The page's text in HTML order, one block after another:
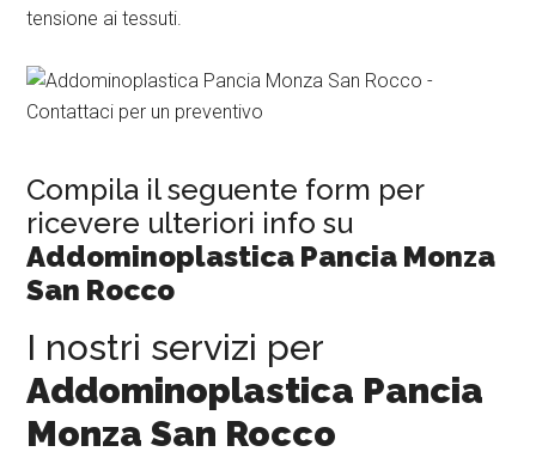
tensione ai tessuti.
Compila il seguente form per
ricevere ulteriori info su
Addominoplastica Pancia Monza
San Rocco
I nostri servizi per
Addominoplastica Pancia
Monza San Rocco